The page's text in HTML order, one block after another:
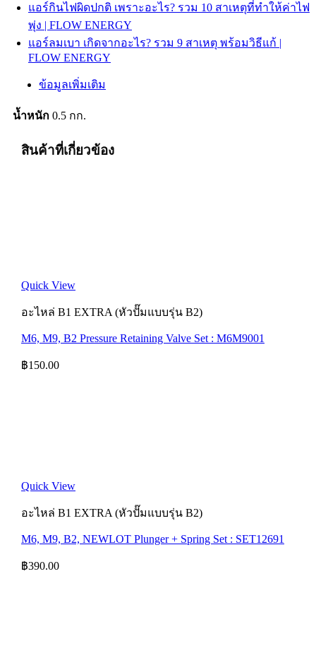
แอร์กินไฟผิดปกติ เพราะอะไร? รวม 10 สาเหตุที่ทำให้ค่าไฟ
พุ่ง | FLOW ENERGY
แอร์ลมเบา เกิดจากอะไร? รวม 9 สาเหตุ พร้อมวิธีแก้ |
FLOW ENERGY
ข้อมูลเพิ่มเติม
น้ำหนัก 0.5 กก.
สินค้าที่เกี่ยวข้อง
Quick View
อะไหล่ B1 EXTRA (หัวปั๊มแบบรุ่น B2)
M6, M9, B2 Pressure Retaining Valve Set : M6M9001
฿150.00
Quick View
อะไหล่ B1 EXTRA (หัวปั๊มแบบรุ่น B2)
M6, M9, B2, NEWLOT Plunger + Spring Set : SET12691
฿390.00